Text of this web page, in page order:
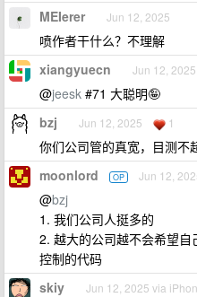
MEIerer Jun 12, 2025
喷作者干什么？不理解
xiangyuecn Jun 12, 2025
@jeesk #71 大聪明🤪
bzj Jun 12, 2025 1
你们公司管的真宽，目测不
moonlord OP Jun 12,
@bzj
1. 我们公司人挺多的
2. 越大的公司越不会希望
控制的代码
skiy Jun 12, 2025 via